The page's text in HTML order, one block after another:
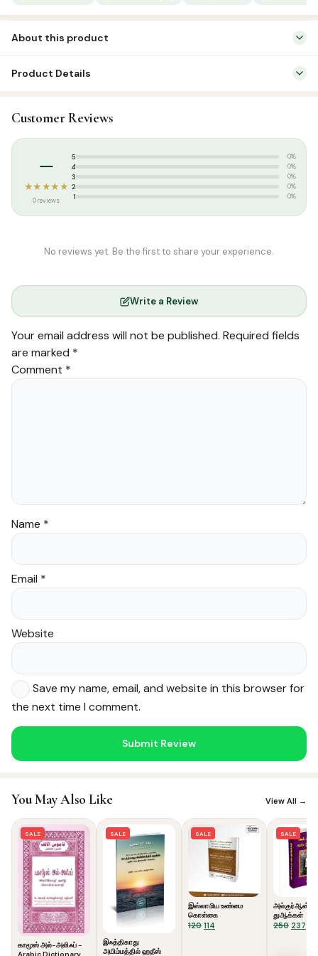
About this product
Product Details
Categories: Akhlaaq / Nasihat
Tags:
Customer Reviews
–
★★★★★
0 reviews
5 0%
4 0%
3 0%
2 0%
1 0%
No reviews yet. Be the first to share your experience.
Write a Review
Your email address will not be published. Required fields
are marked *
Comment *
Name *
Email *
Website
Save my name, email, and website in this browser for
the next time I comment.
You May Also Like View All →
SALE
காமூஸ் அல்-அலிஃப் -
SALE
இஃத்திகாது
அயிம்மத்தில் ஹதீஸ்
SALE
இஸ்லாமிய உண்மை
கொள்கை
120 Original
114
SALE
அல்குர்ஆன்
துஆக்கள்
250 237